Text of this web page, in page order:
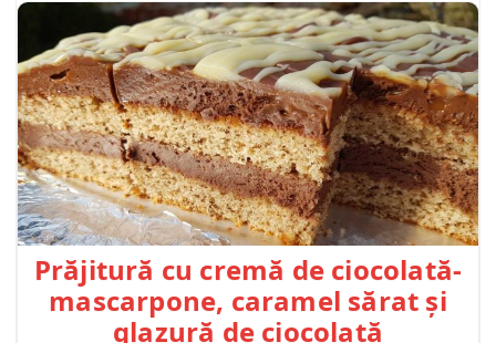
Prăjitură cu cremă de ciocolată-
mascarpone, caramel sărat și
glazură de ciocolată